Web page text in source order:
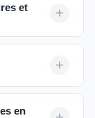
et
en